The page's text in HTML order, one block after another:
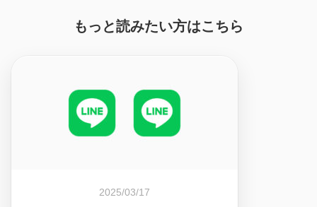
もっと読みたい方はこちら
2025/03/17